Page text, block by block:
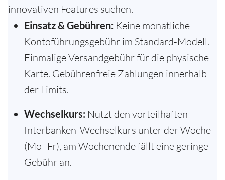
innovativen Features suchen.
Einsatz & Gebühren: Keine monatliche
Kontoführungsgebühr im Standard-Modell.
Einmalige Versandgebühr für die physische
Karte. Gebührenfreie Zahlungen innerhalb
der Limits.
Wechselkurs: Nutzt den vorteilhaften
Interbanken-Wechselkurs unter der Woche
(Mo–Fr), am Wochenende fällt eine geringe
Gebühr an.